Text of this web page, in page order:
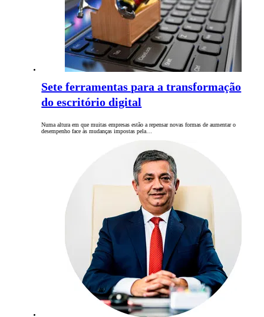
Sete ferramentas para a transformação
do escritório digital
Numa altura em que muitas empresas estão a repensar novas formas de aumentar o
desempenho face às mudanças impostas pela…